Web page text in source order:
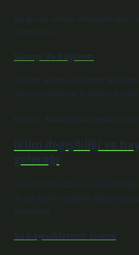
Bu durum sadece ekonomik değil,
oluşturuyor.
Sanayi ile bağlantı
Aslında şehirde çalışırken fark
var: süt fabrikaları, et işleme
Hepsi İç Anadolu’daki üretimle
İklim değişikliği ve
geleceği
Son zamanlarda en çok
de bu. Çünkü kuraklık arttıkça
etkileniyor.
Su kaynaklarının önemi